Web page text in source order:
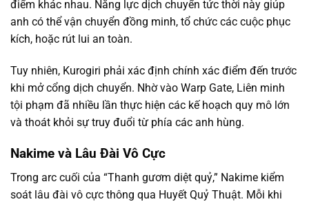
điểm khác nhau. Năng lực dịch chuyển tức thời này giúp
anh có thể vận chuyển đồng minh, tổ chức các cuộc phục
kích, hoặc rút lui an toàn.
Tuy nhiên, Kurogiri phải xác định chính xác điểm đến trước
khi mở cổng dịch chuyển. Nhờ vào Warp Gate, Liên minh
tội phạm đã nhiều lần thực hiện các kế hoạch quy mô lớn
và thoát khỏi sự truy đuổi từ phía các anh hùng.
Nakime và Lâu Đài Vô Cực
Trong arc cuối của “Thanh gươm diệt quỷ,” Nakime kiểm
soát lâu đài vô cực thông qua Huyết Quỷ Thuật. Mỗi khi